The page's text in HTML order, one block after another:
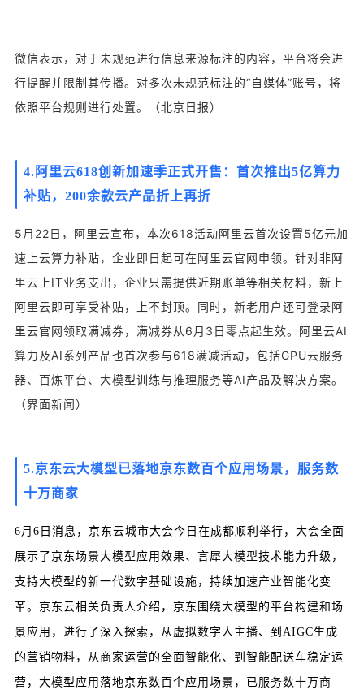
微信表示，对于未规范进行信息来源标注的内容，平台将会进
行提醒并限制其传播。对多次未规范标注的“自媒体”账号，将
依照平台规则进行处置。（北京日报）
4.阿里云618创新加速季正式开售：首次推出5亿算力
补贴，200余款云产品折上再折
5月22日，阿里云宣布，本次618活动阿里云首次设置5亿元加
速上云算力补贴，企业即日起可在阿里云官网申领。针对非阿
里云上IT业务支出，企业只需提供近期账单等相关材料，新上
阿里云即可享受补贴，上不封顶。同时，新老用户还可登录阿
里云官网领取满减券，满减券从6月3日零点起生效。阿里云AI
算力及AI系列产品也首次参与618满减活动，包括GPU云服务
器、百炼平台、大模型训练与推理服务等AI产品及解决方案。
（界面新闻）
5.京东云大模型已落地京东数百个应用场景，服务数
十万商家
6月6日消息，京东云城市大会今日在成都顺利举行，大会全面
展示了京东场景大模型应用效果、言犀大模型技术能力升级，
支持大模型的新一代数字基础设施，持续加速产业智能化变
革。京东云相关负责人介绍，京东围绕大模型的平台构建和场
景应用，进行了深入探索，从虚拟数字人主播、到AIGC生成
的营销物料，从商家运营的全面智能化、到智能配送车稳定运
营，大模型应用落地京东数百个应用场景，已服务数十万商